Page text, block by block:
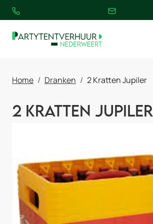
Home Dranken 2 Kratten Jupiler
2 Kratten Jupiler